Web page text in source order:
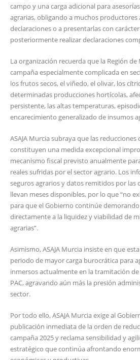
campo y una carga adicional para
agrarias, obligando a muchos productores
declaraciones o a presentarlas con
posteriormente realizar declaraciones
La organización recuerda que la Región
campaña especialmente complicada en
los frutos secos, el viñedo, el olivar, los
determinadas producciones hortícolas,
persistente, las altas temperaturas,
encarecimiento generalizado de insumos
ASAJA Murcia subraya que las
constituyen una medida excepcional
mecanismo fiscal previsto anualmente
reales sufridas por el sector agrario. Los
seguros agrarios y datos remitidos por
llevan meses disponibles, por lo que “no
para que el Gobierno continúe
directamente a la liquidez y viabilidad de
agrarias”.
Asimismo, ASAJA Murcia insiste en que
periodo de mayor carga burocrática para
inmersos actualmente en la tramitación
PAC, agravando aún más la presión
sector.
Por todo ello, ASAJA Murcia exige al
publicación inmediata de la orden de
campaña 2025 y reclama sensibilidad y
estratégico que continúa afrontando